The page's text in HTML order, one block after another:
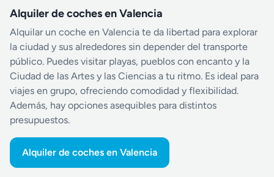
Alquiler de coches en Valencia
Alquilar un coche en Valencia te da libertad para explorar
la ciudad y sus alrededores sin depender del transporte
público. Puedes visitar playas, pueblos con encanto y la
Ciudad de las Artes y las Ciencias a tu ritmo. Es ideal para
viajes en grupo, ofreciendo comodidad y flexibilidad.
Además, hay opciones asequibles para distintos
presupuestos.
Alquiler de coches en Valencia